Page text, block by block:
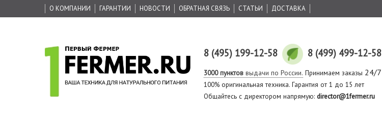
О КОМПАНИИ ГАРАНТИИ НОВОСТИ ОБРАТНАЯ СВЯЗЬ СТАТЬИ ДОСТАВКА
8 (495) 199-12-58 8 (499) 499-12-58
3000 пунктоввыдачи по России. Принимаем заказы 24/7
100% оригинальная техника. Гарантия от 1 до 15 лет
Общайтесь с директором напрямую: director@1fermer.ru